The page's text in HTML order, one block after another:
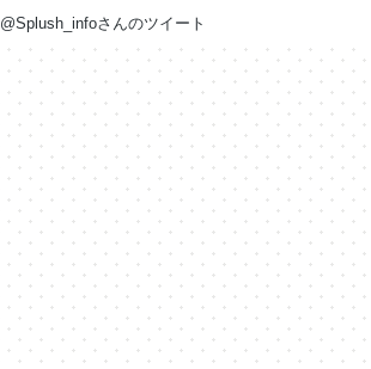
@Splush_infoさんのツイート